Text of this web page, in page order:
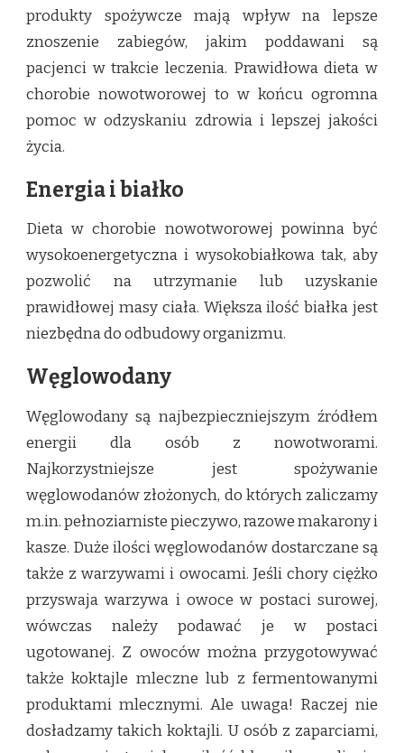
produkty spożywcze mają wpływ na lepsze
znoszenie zabiegów, jakim poddawani są
pacjenci w trakcie leczenia. Prawidłowa dieta w
chorobie nowotworowej to w końcu ogromna
pomoc w odzyskaniu zdrowia i lepszej jakości
życia.
Energia i białko
Dieta w chorobie nowotworowej powinna być
wysokoenergetyczna i wysokobiałkowa tak, aby
pozwolić na utrzymanie lub uzyskanie
prawidłowej masy ciała. Większa ilość białka jest
niezbędna do odbudowy organizmu.
Węglowodany
Węglowodany są najbezpieczniejszym źródłem
energii dla osób z nowotworami.
Najkorzystniejsze jest spożywanie
węglowodanów złożonych, do których zaliczamy
m.in. pełnoziarniste pieczywo, razowe makarony i
kasze. Duże ilości węglowodanów dostarczane są
także z warzywami i owocami. Jeśli chory ciężko
przyswaja warzywa i owoce w postaci surowej,
wówczas należy podawać je w postaci
ugotowanej. Z owoców można przygotowywać
także koktajle mleczne lub z fermentowanymi
produktami mlecznymi. Ale uwaga! Raczej nie
dosładzamy takich koktajli. U osób z zaparciami,